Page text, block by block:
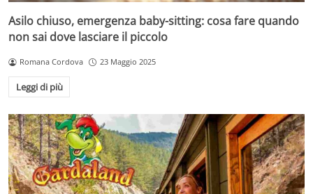
Asilo chiuso, emergenza baby-sitting: cosa fare quando
non sai dove lasciare il piccolo
Romana Cordova 23 Maggio 2025
Leggi di più